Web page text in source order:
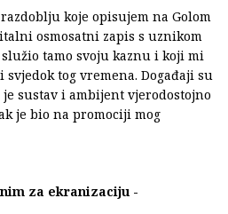
koje opisujem na Golom
osmosatni zapis s uznikom
tamo svoju kaznu i koji mi
tog vremena. Događaji su
sustav i ambijent vjerodostojno
je bio na promociji mog
za ekranizaciju -